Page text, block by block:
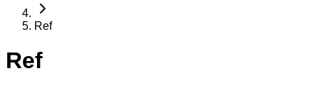
Ref
Ref